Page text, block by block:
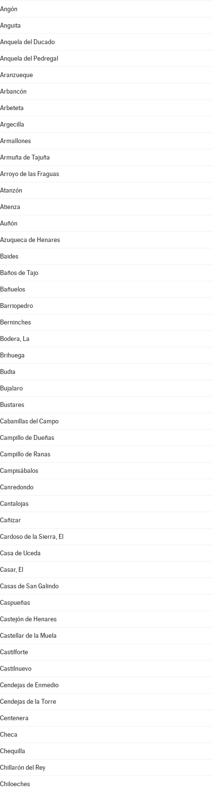
Angón
Anguita
Anquela del Ducado
Anquela del Pedregal
Aranzueque
Arbancón
Arbeteta
Argecilla
Armallones
Armuña de Tajuña
Arroyo de las Fraguas
Atanzón
Atienza
Auñón
Azuqueca de Henares
Baides
Baños de Tajo
Bañuelos
Barriopedro
Berninches
Bodera, La
Brihuega
Budia
Bujalaro
Bustares
Cabanillas del Campo
Campillo de Dueñas
Campillo de Ranas
Campisábalos
Canredondo
Cantalojas
Cañizar
Cardoso de la Sierra, El
Casa de Uceda
Casar, El
Casas de San Galindo
Caspueñas
Castejón de Henares
Castellar de la Muela
Castilforte
Castilnuevo
Cendejas de Enmedio
Cendejas de la Torre
Centenera
Checa
Chequilla
Chillarón del Rey
Chiloeches